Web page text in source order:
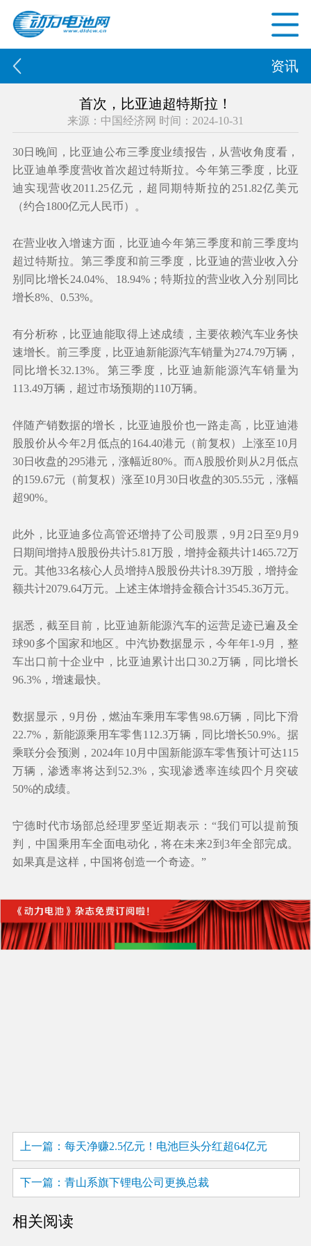
资讯
首次，比亚迪超特斯拉！
来源：中国经济网 时间：2024-10-31
30日晚间，比亚迪公布三季度业绩报告，从营收角度看，
比亚迪单季度营收首次超过特斯拉。今年第三季度，比亚
迪实现营收2011.25亿元，超同期特斯拉的251.82亿美元
（约合1800亿元人民币）。
在营业收入增速方面，比亚迪今年第三季度和前三季度均
超过特斯拉。第三季度和前三季度，比亚迪的营业收入分
别同比增长24.04%、18.94%；特斯拉的营业收入分别同比
增长8%、0.53%。
有分析称，比亚迪能取得上述成绩，主要依赖汽车业务快
速增长。前三季度，比亚迪新能源汽车销量为274.79万辆，
同比增长32.13%‌。第三季度，比亚迪新能源汽车销量为
113.49万辆，超过市场预期的110万辆。
伴随产销数据的增长，比亚迪股价也一路走高，比亚迪港
股股价从今年2月低点的164.40港元（前复权）上涨至10月
30日收盘的295港元，涨幅近80%。而A股股价则从2月低点
的159.67元（前复权）涨至10月30日收盘的305.55元，涨幅
超90%。
此外，比亚迪多位高管还增持了公司股票，9月2日至9月9
日期间增持A股股份共计5.81万股，增持金额共计1465.72万
元。其他33名核心人员增持A股股份共计8.39万股，增持金
额共计2079.64万元。上述主体增持金额合计3545.36万元。
据悉，截至目前，比亚迪新能源汽车的运营足迹已遍及全
球90多个国家和地区。中汽协数据显示，今年年1-9月，整
车出口前十企业中，比亚迪累计出口30.2万辆，同比增长
96.3%，增速最快。
数据显示，9月份，燃油车乘用车零售98.6万辆，同比下滑
22.7%，新能源乘用车零售112.3万辆，同比增长50.9%。据
乘联分会预测，2024年10月中国新能源车零售预计可达115
万辆，渗透率将达到52.3%，实现渗透率连续四个月突破
50%的成绩。
宁德时代市场部总经理罗坚近期表示：“我们可以提前预
判，中国乘用车全面电动化，将在未来2到3年全部完成。
如果真是这样，中国将创造一个奇迹。”
上一篇：每天净赚2.5亿元！电池巨头分红超64亿元
下一篇：青山系旗下锂电公司更换总裁
相关阅读